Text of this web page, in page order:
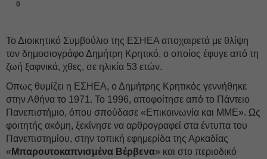
0
Το Διοικητικό Συμβούλιο της ΕΣΗΕΑ αποχαιρετά με θλίψη
τον δημοσιογράφο Δημήτρη Κρητικό, ο οποίος έφυγε από τη
ζωή ξαφνικά, χθες, σε ηλικία 53 ετών.
Οπως θυμίζει η ΕΣΗΕΑ, ο Δημήτρης Κρητικός γεννήθηκε
στην Αθήνα το 1971. Το 1996, αποφοίτησε από το Πάντειο
Πανεπιστήμιο, όπου σπούδασε «Επικοινωνία και ΜΜΕ». Ως
φοιτητής ακόμη, ξεκίνησε να αρθρογραφεί στα έντυπα του
Πανεπιστημίου, στην τοπική εφημερίδα της Αρκαδίας
« Μπαρουτοκαπνισμένα Βέρβενα» και στο περιοδικό